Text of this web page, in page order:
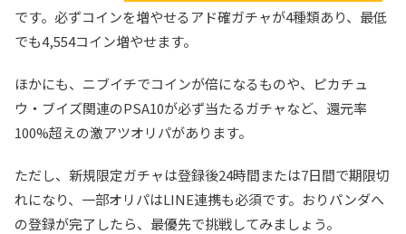
です。必ずコインを増やせるアド確ガチャが4種類あり、最低
でも4,554コイン増やせます。
ほかにも、ニブイチでコインが倍になるものや、ピカチュ
ウ・ブイズ関連のPSA10が必ず当たるガチャなど、還元率
100%超えの激アツオリパがあります。
ただし、新規限定ガチャは登録後24時間または7日間で期限切
れになり、一部オリパはLINE連携も必須です。おりパンダへ
の登録が完了したら、最優先で挑戦してみましょう。